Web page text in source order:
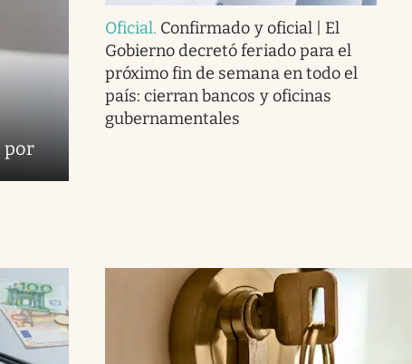
por
Oficial. Confirmado y oficial | El
Gobierno decretó feriado para el
próximo fin de semana en todo el
país: cierran bancos y oficinas
gubernamentales